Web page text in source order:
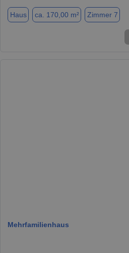
Haus ca. 170,00 m² Zimmer 7
Mehrfamilienhaus